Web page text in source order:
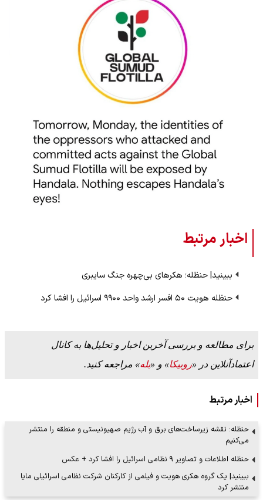
اخبار مرتبط
ببینید| حنظله؛ هکرهای بی‌چهره جنگ سایبری
حنظله هویت ۵۰ افسر ارشد واحد ۹۹۰۰ اسرائیل را افشا کرد
برای مطالعه و بررسی آخرین اخبار و تحلیل‌ها به کانال
اعتمادآنلاین در «روبیکا» و «بله» مراجعه کنید.
اخبار مرتبط
حنظله: نقشه زیرساخت‌های برق و آب رژیم صهیونیستی و منطقه را منتشر
می‌کنیم
حنظله اطلاعات و تصاویر ۹ نظامی اسرائیل را افشا کرد + عکس
ببینید| یک گروه هکری هویت و فیلمی از کارکنان شرکت نظامی اسرائیلی مایا
منتشر کرد